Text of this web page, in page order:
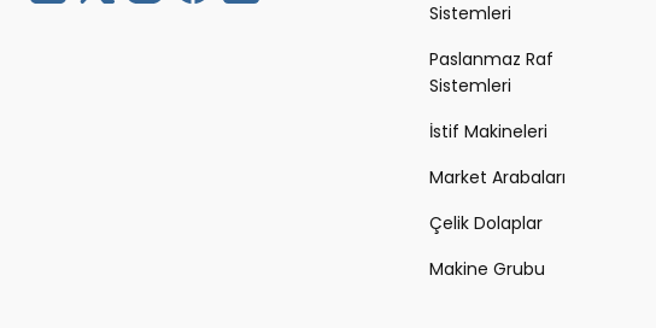
Sistemleri
Paslanmaz Raf
Sistemleri
İstif Makineleri
Market Arabaları
Çelik Dolaplar
Makine Grubu